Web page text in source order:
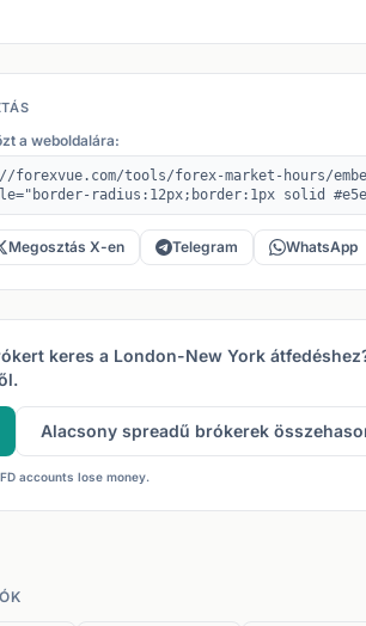
a weboldalára:
Megosztás X-en Telegram WhatsApp
keres a London-New York
Alacsony spreadű brókerek
accounts lose money.